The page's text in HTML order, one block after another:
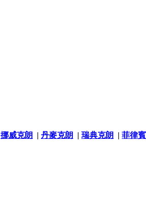
挪威克朗 | 丹麥克朗 | 瑞典克朗 | 菲律賓